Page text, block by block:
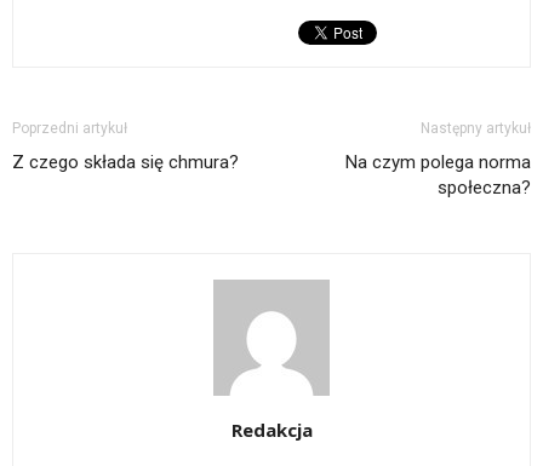
Poprzedni artykuł
Z czego składa się chmura?
Następny artykuł
Na czym polega norma
społeczna?
Redakcja